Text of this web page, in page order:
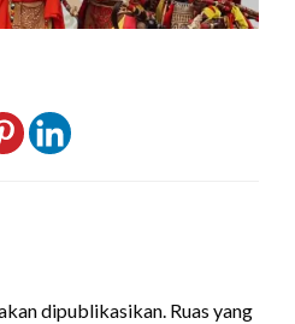
dipublikasikan. Ruas yang